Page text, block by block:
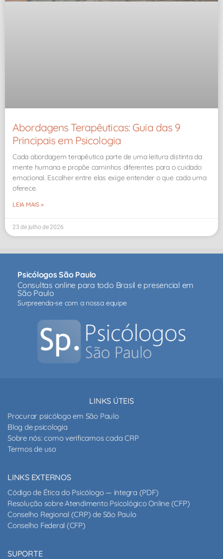
Abordagens Terapêuticas: Guia das 9
Principais em Psicologia
Cada abordagem terapêutica parte de uma leitura distinta da
mente humana e propõe caminhos diferentes para o cuidado
emocional. Escolher entre elas exige entender o que cada uma
oferece.
LEIA MAIS »
23 de julho de 2026
Psicólogos São Paulo
Consultas online para todo Brasil e presencial em
São Paulo
Surpreenda-se com a nossa equipe
LINKS ÚTEIS
Procurar psicólogo em São Paulo
Blog de psicologia
Sobre nós: como verificamos cada CRP
Termos de uso
LINKS EXTERNOS
Código de Ética do Psicólogo — íntegra (PDF)
Resolução sobre Atendimento Psicológico Online (CFP)
Conselho Regional (CRP) de São Paulo
Conselho Federal (CFP)
SUPORTE